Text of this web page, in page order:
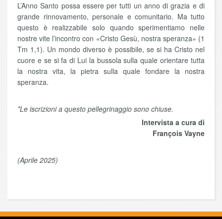
L’Anno Santo possa essere per tutti un anno di grazia e di
grande rinnovamento, personale e comunitario. Ma tutto
questo è realizzabile solo quando sperimentiamo nelle
nostre vite l’incontro con «Cristo Gesù, nostra speranza» (1
Tm 1,1). Un mondo diverso è possibile, se si ha Cristo nel
cuore e se si fa di Lui la bussola sulla quale orientare tutta
la nostra vita, la pietra sulla quale fondare la nostra
speranza.
*Le iscrizioni a questo pellegrinaggio sono chiuse.
Intervista a cura di
François Vayne
(Aprile 2025)